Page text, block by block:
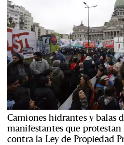
Camiones hidrantes y balas
manifestantes que
contra la Ley de Propiedad